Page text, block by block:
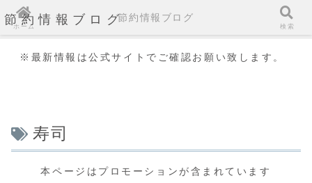
節約情報ブログ
※最新情報は公式サイトでご確認お願い致します。
寿司
本ページはプロモーションが含まれています
ホーム
節約情報ブログ
検索